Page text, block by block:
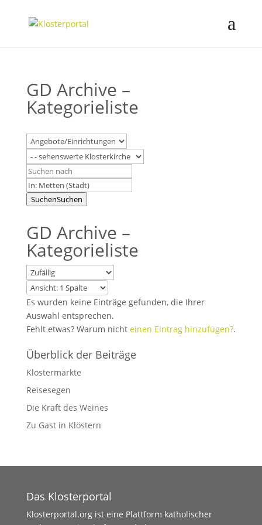
GD Archive –
Kategorieliste
SuchenSuchen
GD Archive –
Kategorieliste
Es wurden keine Einträge gefunden, die Ihrer
Auswahl entsprechen.
Fehlt etwas? Warum nicht einen Eintrag hinzufügen?.
Überblick der Beiträge
Klostermärkte
Reisesegen
Die Kraft des Weines
Zu Gast in Klöstern
Das Klosterportal
Klosterportal.org ist eine Plattform katholischer